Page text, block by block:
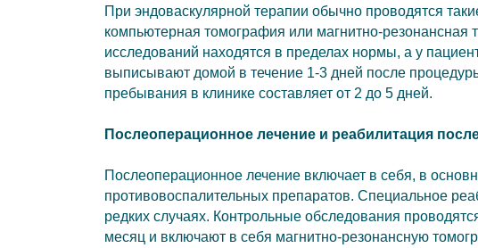
При эндоваскулярной терапии обычно проводятся
компьютерная томография или магнитно-резонансная
исследований находятся в пределах нормы, а у
выписывают домой в течение 1-3 дней после
пребывания в клинике составляет от 2 до 5 дней.
Послеоперационное лечение и реабилитация
Послеоперационное лечение включает в себя, в
противовоспалительных препаратов. Специальное
редких случаях. Контрольные обследования
месяц и включают в себя магнитно-резонансную